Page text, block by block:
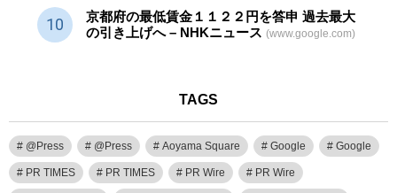
京都府の最低賃金１１２２円を答申 過去最大
の引き上げへ – NHKニュース (www.google.com)
TAGS
@Press @Press Aoyama Square Google Google
PR TIMES PR TIMES PR Wire PR Wire